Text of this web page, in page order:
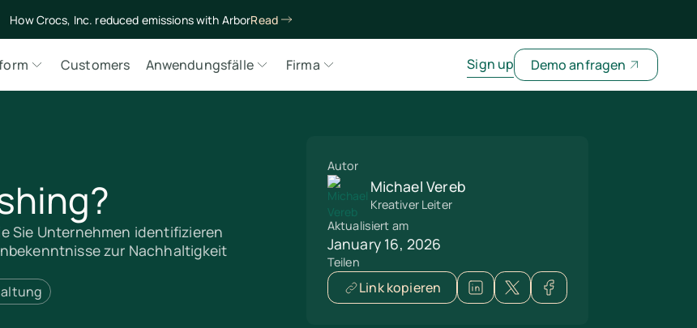
How Crocs, Inc. reduced emissions with ArborRead
Customers Anwendungsfälle Firma Sign up Demo anfragen
Sie Unternehmen identifizieren
zur Nachhaltigkeit
Autor
Michael Vereb
Kreativer Leiter
Aktualisiert am
January 16, 2026
Teilen
Link kopieren